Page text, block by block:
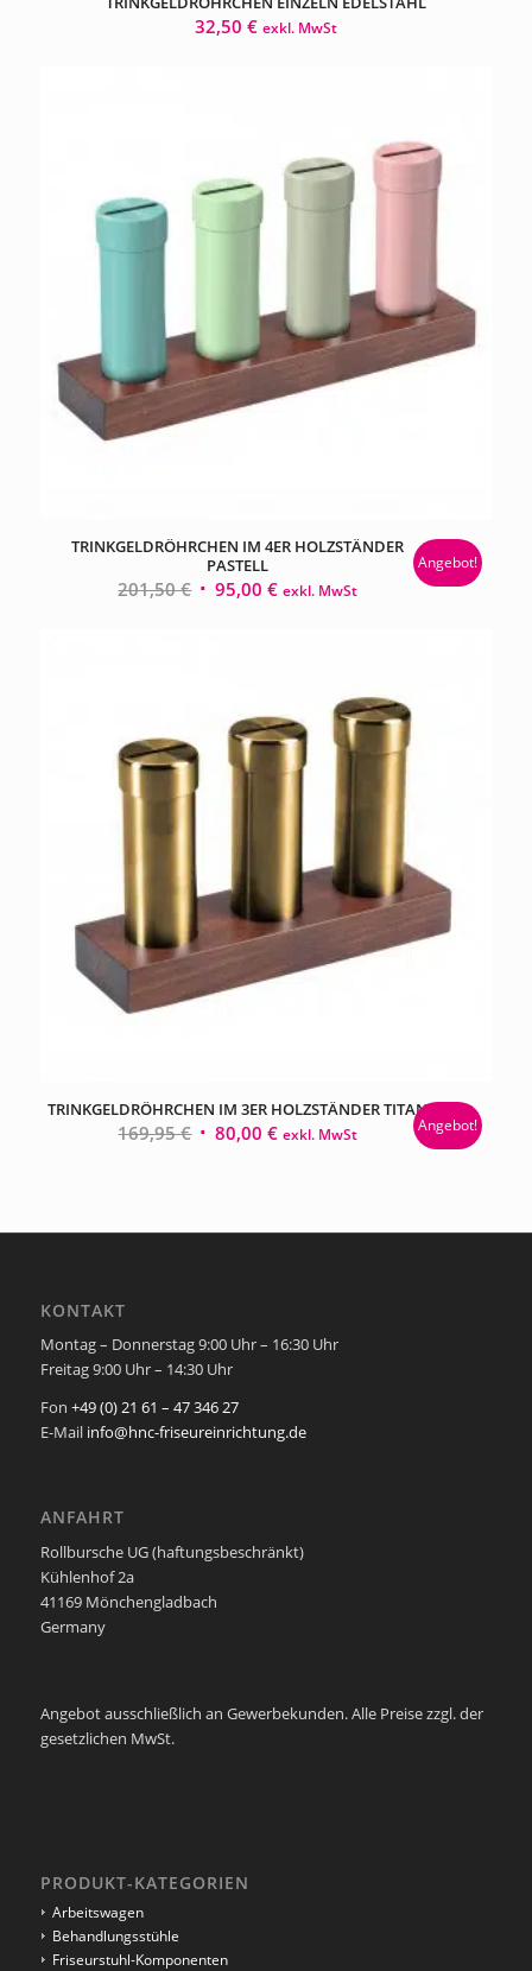
32,50 € exkl. MwSt
TRINKGELDRÖHRCHEN IM 4ER HOLZSTÄNDER
PASTELL
201,50€ Ursprünglicher
95,00€Aktueller
exkl. MwSt
Angebot!
TRINKGELDRÖHRCHEN IM 3ER HOLZSTÄNDER TITAN
169,95€ Ursprünglicher
80,00€Aktueller
exkl. MwSt Angebot!
KONTAKT
Montag – Donnerstag 9:00 Uhr – 16:30 Uhr
Freitag 9:00 Uhr – 14:30 Uhr
Fon +49 (0) 21 61 – 47 346 27
E-Mail info@hnc-friseureinrichtung.de
ANFAHRT
Rollbursche UG (haftungsbeschränkt)
Kühlenhof 2a
41169 Mönchengladbach
Germany
Angebot ausschließlich an Gewerbekunden. Alle Preise zzgl. der
gesetzlichen MwSt.
PRODUKT-KATEGORIEN
Arbeitswagen
Behandlungsstühle
Friseurstuhl-Komponenten